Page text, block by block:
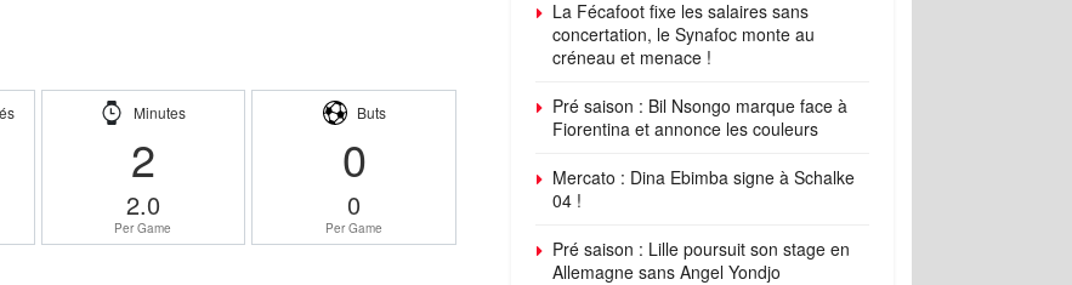
Minutes
2
2.0
Per Game
Buts
0
0
Per Game
La Fécafoot fixe les salaires sans
concertation, le Synafoc monte au
créneau et menace !
Pré saison : Bil Nsongo marque face à
Fiorentina et annonce les couleurs
Mercato : Dina Ebimba signe à Schalke
04 !
Pré saison : Lille poursuit son stage en
Allemagne sans Angel Yondjo